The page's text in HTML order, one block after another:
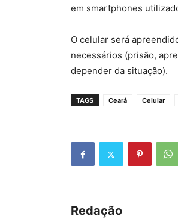
em smartphones
O celular será
necessários (prisão,
depender da situação).
TAGS Ceará Celular
Redação